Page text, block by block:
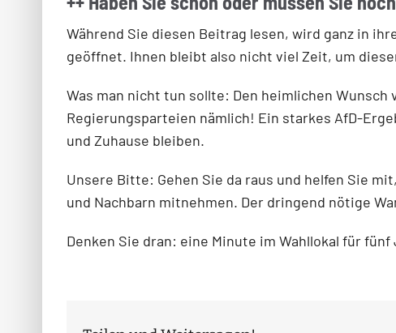
Während Sie diesen Beitrag lesen, wird ganz in
geöffnet. Ihnen bleibt also nicht viel Zeit, um
Was man nicht tun sollte: Den heimlichen
Regierungsparteien nämlich! Ein starkes AfD-
und Zuhause bleiben.
Unsere Bitte: Gehen Sie da raus und helfen Sie
und Nachbarn mitnehmen. Der dringend nötige
Denken Sie dran: eine Minute im Wahllokal für fünf